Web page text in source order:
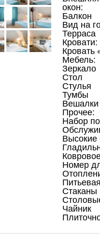
окон:
Балкон
Вид на
Терраса
Кровати:
Кровать
Мебель:
Зеркало
Стол
Стулья
Тумбы
Вешалки
Прочее:
Набор
Высокие
Номер
Стаканы
Чайник